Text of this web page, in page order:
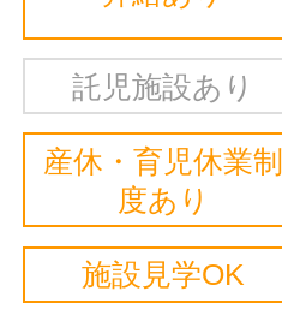
託児施設あり
産休・育児休業制
度あり
施設見学OK